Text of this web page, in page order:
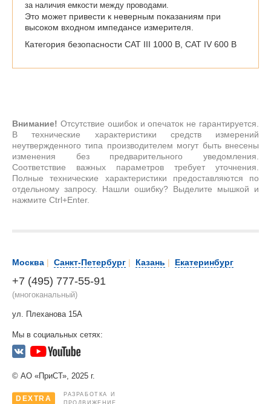
за наличия емкости между проводами.
Это может привести к неверным показаниям при
высоком входном импедансе измерителя.
Категория безопасности CAT III 1000 В, CAT IV 600 В
Внимание! Отсутствие ошибок и опечаток не гарантируется.
В технические характеристики средств измерений
неутвержденного типа производителем могут быть внесены
изменения без предварительного уведомления.
Соответствие важных параметров требует уточнения.
Полные технические характеристики предоставляются по
отдельному запросу. Нашли ошибку? Выделите мышкой и
нажмите Ctrl+Enter.
Москва | Санкт-Петербург | Казань | Екатеринбург
+7 (495) 777-55-91
(многоканальный)
ул. Плеханова 15А
Мы в социальных сетях:
© АО «ПриСТ», 2025 г.
DEXTRA
РАЗРАБОТКА И
ПРОДВИЖЕНИЕ